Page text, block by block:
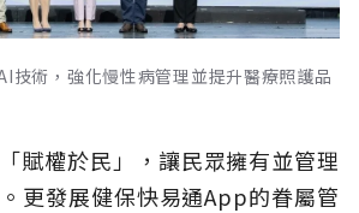
技術，強化慢性病管理並提升醫療照護品
賦權於民」，讓民眾擁有並管理
更發展健保快易通App的眷屬管